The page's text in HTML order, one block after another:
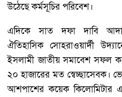
উঠেছে কর্মসূচির পরিবেশ।
এদিকে সাত দফা দাবি
ঐতিহাসিক সোহরাওয়ার্দী
ইসলামী জাতীয় সমাবেশ সফল
২০ হাজারের মত স্বেচ্ছাসেবক।
আশপাশের কয়েক কিলোমিটার